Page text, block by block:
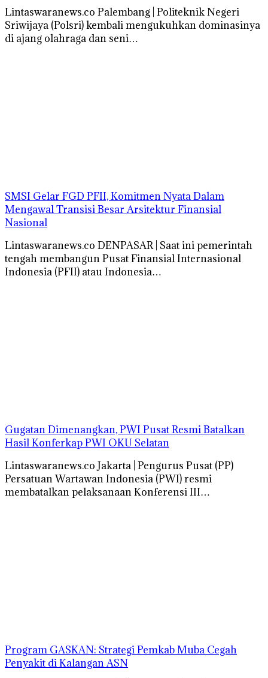
Lintaswaranews.co Palembang | Politeknik Negeri
Sriwijaya (Polsri) kembali mengukuhkan dominasinya
di ajang olahraga dan seni…
SMSI Gelar FGD PFII, Komitmen Nyata Dalam
Mengawal Transisi Besar Arsitektur Finansial
Nasional
Lintaswaranews.co DENPASAR | Saat ini pemerintah
tengah membangun Pusat Finansial Internasional
Indonesia (PFII) atau Indonesia…
Gugatan Dimenangkan, PWI Pusat Resmi Batalkan
Hasil Konferkap PWI OKU Selatan
Lintaswaranews.co Jakarta | Pengurus Pusat (PP)
Persatuan Wartawan Indonesia (PWI) resmi
membatalkan pelaksanaan Konferensi III…
Program GASKAN: Strategi Pemkab Muba Cegah
Penyakit di Kalangan ASN